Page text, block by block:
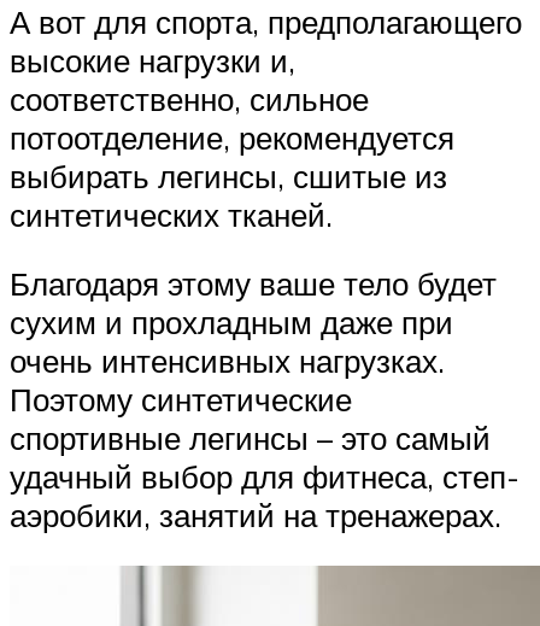
А вот для спорта, предполагающего
высокие нагрузки и,
соответственно, сильное
потоотделение, рекомендуется
выбирать легинсы, сшитые из
синтетических тканей.
Благодаря этому ваше тело будет
сухим и прохладным даже при
очень интенсивных нагрузках.
Поэтому синтетические
спортивные легинсы – это самый
удачный выбор для фитнеса, степ-
аэробики, занятий на тренажерах.